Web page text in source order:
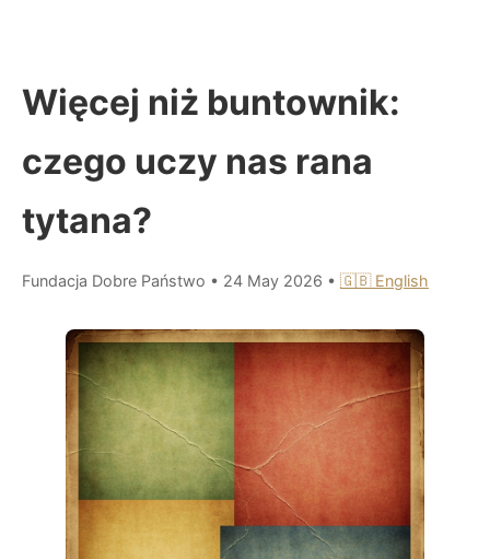
Więcej niż buntownik:
czego uczy nas rana
tytana?
Fundacja Dobre Państwo • 24 May 2026 • 🇬🇧 English